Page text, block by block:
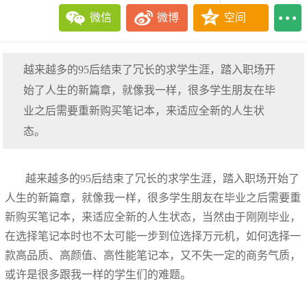
微信 微博 空间
越来越多的95后结束了冗长的求学生涯，踏入职场开
始了人生的新篇章，就像我一样，很多学生朋友在毕
业之后需要重新购买笔记本，来适应全新的人生状
态。
越来越多的95后结束了冗长的求学生涯，踏入职场开始了
人生的新篇章，就像我一样，很多学生朋友在毕业之后需要重
新购买笔记本，来适应全新的人生状态，当然由于刚刚毕业，
在选择笔记本时也不太可能一步到位选择万元机，如何选择一
款高品质、高颜值、高性能笔记本，又不失一定的商务气质，
或许是很多跟我一样的学生们的难题。